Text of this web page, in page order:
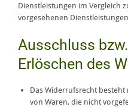
Dienstleistungen im Vergleich
vorgesehenen
Ausschluss
Erlöschen des
Das Widerrufsrecht
von Waren, die nicht